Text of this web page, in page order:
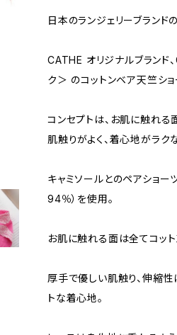
日本のランジェリーブランド
CATHE オリジナルブランド
ク＞ のコットンベア天竺ショ
コンセプトは、お肌に触れる
肌触りがよく、着心地がラク
キャミソールとのペアショー
94％）を使用。
お肌に触れる面は全てコット
厚手で優しい肌触り、伸縮
トな着心地。